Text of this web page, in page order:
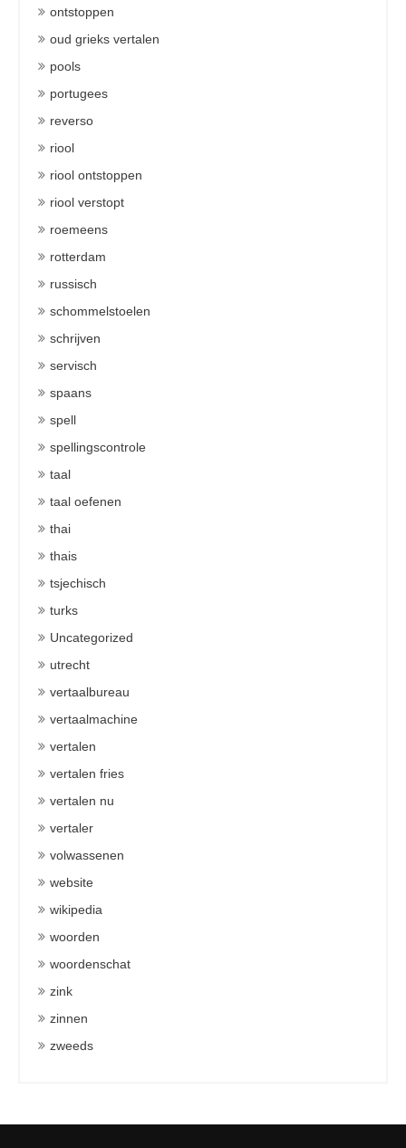
ontstoppen
oud grieks vertalen
pools
portugees
reverso
riool
riool ontstoppen
riool verstopt
roemeens
rotterdam
russisch
schommelstoelen
schrijven
servisch
spaans
spell
spellingscontrole
taal
taal oefenen
thai
thais
tsjechisch
turks
Uncategorized
utrecht
vertaalbureau
vertaalmachine
vertalen
vertalen fries
vertalen nu
vertaler
volwassenen
website
wikipedia
woorden
woordenschat
zink
zinnen
zweeds